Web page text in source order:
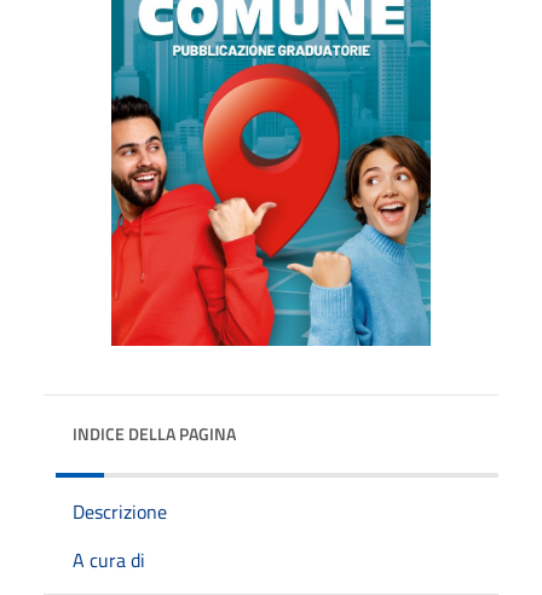
INDICE DELLA PAGINA
Descrizione
A cura di